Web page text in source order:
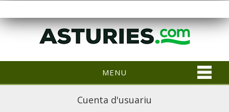
MENU
Cuenta d'usuariu